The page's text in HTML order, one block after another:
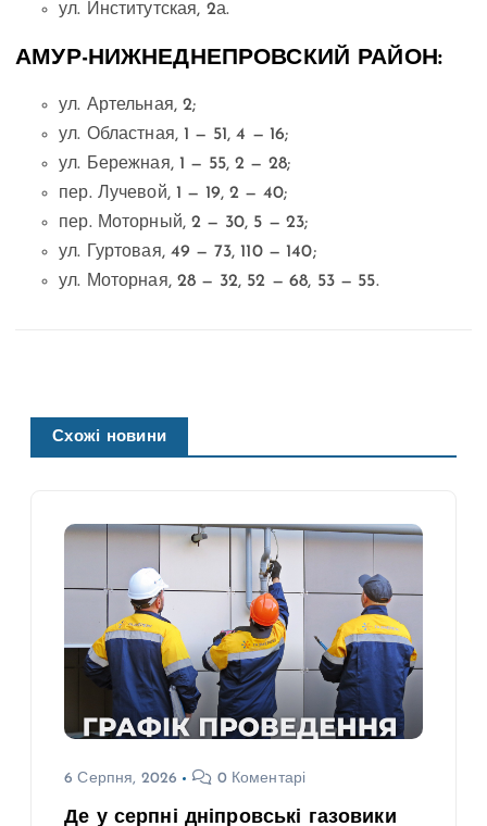
ул. Институтская, 2а.
АМУР-НИЖНЕДНЕПРОВСКИЙ РАЙОН:
ул. Артельная, 2;
ул. Областная, 1 — 51, 4 — 16;
ул. Бережная, 1 — 55, 2 — 28;
пер. Лучевой, 1 — 19, 2 — 40;
пер. Моторный, 2 — 30, 5 — 23;
ул. Гуртовая, 49 — 73, 110 — 140;
ул. Моторная, 28 — 32, 52 — 68, 53 — 55.
Схожі новини
6 Серпня, 2026 0 Коментарі
Де у серпні дніпровські газовики